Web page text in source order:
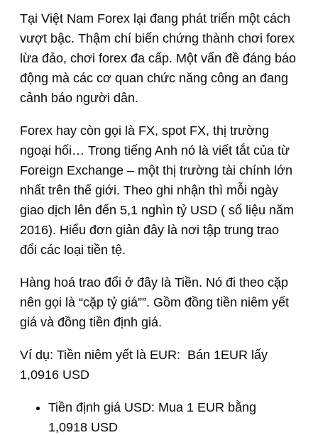
Tại Việt Nam Forex lại đang phát triển một cách
vượt bậc. Thậm chí biến chứng thành chơi forex
lừa đảo, chơi forex đa cấp. Một vấn đề đáng báo
động mà các cơ quan chức năng công an đang
cảnh báo người dân.
Forex hay còn gọi là FX, spot FX, thị trường
ngoại hối… Trong tiếng Anh nó là viết tắt của từ
Foreign Exchange – một thị trường tài chính lớn
nhất trên thế giới. Theo ghi nhận thì mỗi ngày
giao dịch lên đến 5,1 nghìn tỷ USD ( số liệu năm
2016). Hiểu đơn giản đây là nơi tập trung trao
đổi các loại tiền tệ.
Hàng hoá trao đổi ở đây là Tiền. Nó đi theo cặp
nên gọi là “cặp tỷ giá””. Gồm đồng tiền niêm yết
giá và đồng tiền định giá.
Ví dụ: Tiền niêm yết là EUR: Bán 1EUR lấy
1,0916 USD
Tiền định giá USD: Mua 1 EUR bằng
1,0918 USD